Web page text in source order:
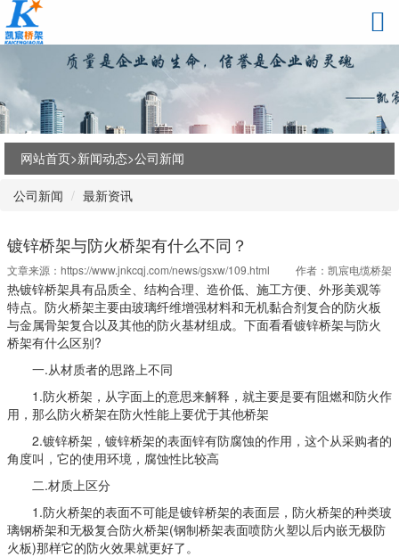
网站首页>新闻动态>公司新闻
公司新闻 最新资讯
镀锌桥架与防火桥架有什么不同？
文章来源： https://www.jnkcqj.com/news/gsxw/109.html 作者：凯宸电缆桥架
热镀锌桥架具有品质全、结构合理、造价低、施工方便、外形美观等
特点。防火桥架主要由玻璃纤维增强材料和无机黏合剂复合的防火板
与金属骨架复合以及其他的防火基材组成。下面看看镀锌桥架与防火
桥架有什么区别?
一.从材质者的思路上不同
1.防火桥架，从字面上的意思来解释，就主要是要有阻燃和防火作
用，那么防火桥架在防火性能上要优于其他桥架
2.镀锌桥架，镀锌桥架的表面锌有防腐蚀的作用，这个从采购者的
角度叫，它的使用环境，腐蚀性比较高
二.材质上区分
1.防火桥架的表面不可能是镀锌桥架的表面层，防火桥架的种类玻
璃钢桥架和无极复合防火桥架(钢制桥架表面喷防火塑以后内嵌无极防
火板)那样它的防火效果就更好了。